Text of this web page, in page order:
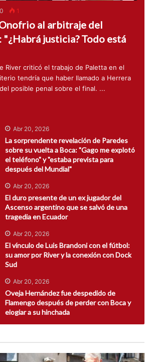
0 1
al arbitraje del
"¿Habrá justicia? Todo está
River criticó el trabajo de Paletta en el
tendría que haber llamado a Herrera
posible penal sobre el final. ...
Abr 20, 2026
La sorprendente revelación de Paredes
sobre su vuelta a Boca: "Gago me explotó
el teléfono" y "estaba prevista para
después del Mundial"
Abr 20, 2026
El duro presente de un ex jugador del
Ascenso argentino que se salvó de una
tragedia en Ecuador
Abr 20, 2026
El vínculo de Luis Brandoni con el fútbol:
su amor por River y la conexión con Dock
Sud
Abr 20, 2026
Oveja Hernández fue despedido de
Flamengo después de perder con Boca y
elogiar a su hinchada